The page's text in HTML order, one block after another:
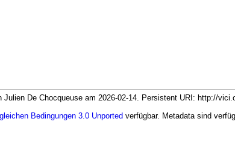
De Chocqueuse am 2026-02-14. Persistent URI: http://
Bedingungen 3.0 Unported verfügbar. Metadata sind